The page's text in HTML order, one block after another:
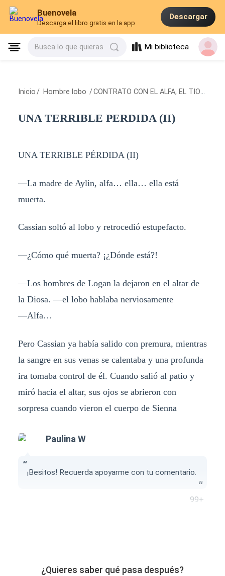
Buenovela
Descarga el libro gratis en la app
Descargar
Busca lo que quieras Mi biblioteca
Inicio / Hombre lobo /CONTRATO CON EL ALFA, EL TIO DE MI EX.
UNA TERRIBLE PERDIDA (II)
UNA TERRIBLE PÉRDIDA (II)
―La madre de Aylin, alfa… ella… ella está
muerta.
Cassian soltó al lobo y retrocedió estupefacto.
―¿Cómo qué muerta? ¡¿Dónde está?!
―Los hombres de Logan la dejaron en el altar de
la Diosa. ―el lobo hablaba nerviosamente
―Alfa…
Pero Cassian ya había salido con premura, mientras
la sangre en sus venas se calentaba y una profunda
ira tomaba control de él. Cuando salió al patio y
miró hacia el altar, sus ojos se abrieron con
sorpresa cuando vieron el cuerpo de Sienna
Paulina W
¡Besitos! Recuerda apoyarme con tu comentario.
99+
¿Quieres saber qué pasa después?